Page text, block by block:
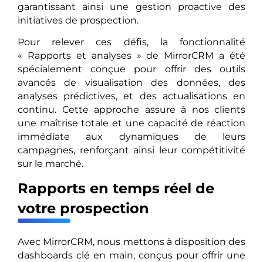
garantissant ainsi une gestion proactive des
initiatives de prospection.
Pour relever ces défis, la fonctionnalité
« Rapports et analyses » de MirrorCRM a été
spécialement conçue pour offrir des outils
avancés de visualisation des données, des
analyses prédictives, et des actualisations en
continu. Cette approche assure à nos clients
une maîtrise totale et une capacité de réaction
immédiate aux dynamiques de leurs
campagnes, renforçant ainsi leur compétitivité
sur le marché.
Rapports en temps réel de
votre prospection
Avec MirrorCRM, nous mettons à disposition des
dashboards clé en main, conçus pour offrir une